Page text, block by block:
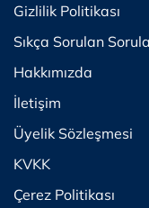
Gizlilik Politikası
Sıkça Sorulan
Hakkımızda
İletişim
Üyelik Sözleşmesi
KVKK
Çerez Politikası